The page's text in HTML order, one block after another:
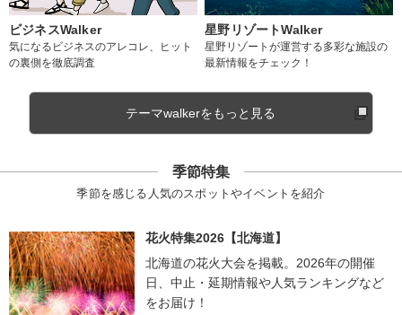
ビジネスWalker
気になるビジネスのアレコレ、ヒット
の裏側を徹底調査
星野リゾートWalker
星野リゾートが運営する多彩な施設の
最新情報をチェック！
テーマwalkerをもっと見る
季節特集
季節を感じる人気のスポットやイベントを紹介
花火特集2026【北海道】
北海道の花火大会を掲載。2026年の開催
日、中止・延期情報や人気ランキングなど
をお届け！